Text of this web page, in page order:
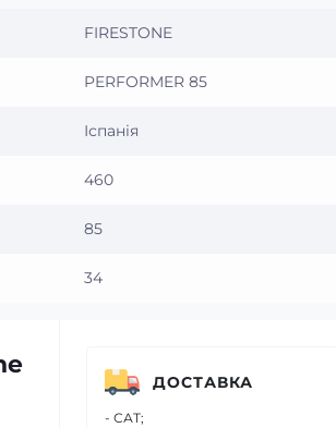
FIRESTONE
PERFORMER 85
Іспанія
460
85
34
ДОСТАВКА
- САТ;